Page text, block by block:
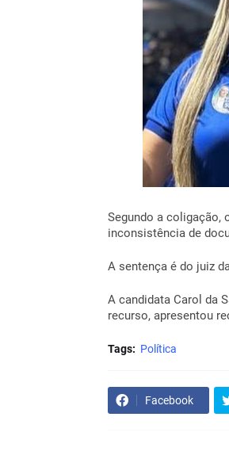
Segundo a coligação,
inconsistência de
A sentença é do juiz
A candidata Carol da
recurso, apresentou
Tags: Política
Facebook